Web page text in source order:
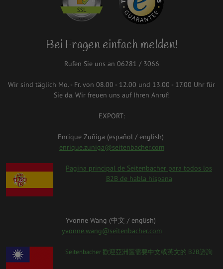
Bei Fragen einfach melden!
Rufen Sie uns an 06281 / 3066
Wir sind täglich Mo. - Fr. von 08.00 - 12.00 und 13.00 - 17.00 Uhr für
Sie da. Wir freuen uns auf Ihren Anruf!
EXPORT:
Enrique Zuñiga (español / english)
enrique.zuniga@seitenbacher.com
spanien.png
Pagina principal de Seitenbacher para todos los
B2B de habla hispana
Yvonne Wang (中⽂ / english)
yvonne.wang@seitenbacher.com
taiwan_0.pngSeitenbacher 歡迎亞洲區需要中⽂或英⽂的 B2B諮詢